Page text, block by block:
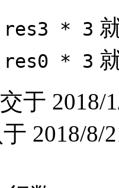
res3 * 3
res0 * 3
于 2018/
2018/8/